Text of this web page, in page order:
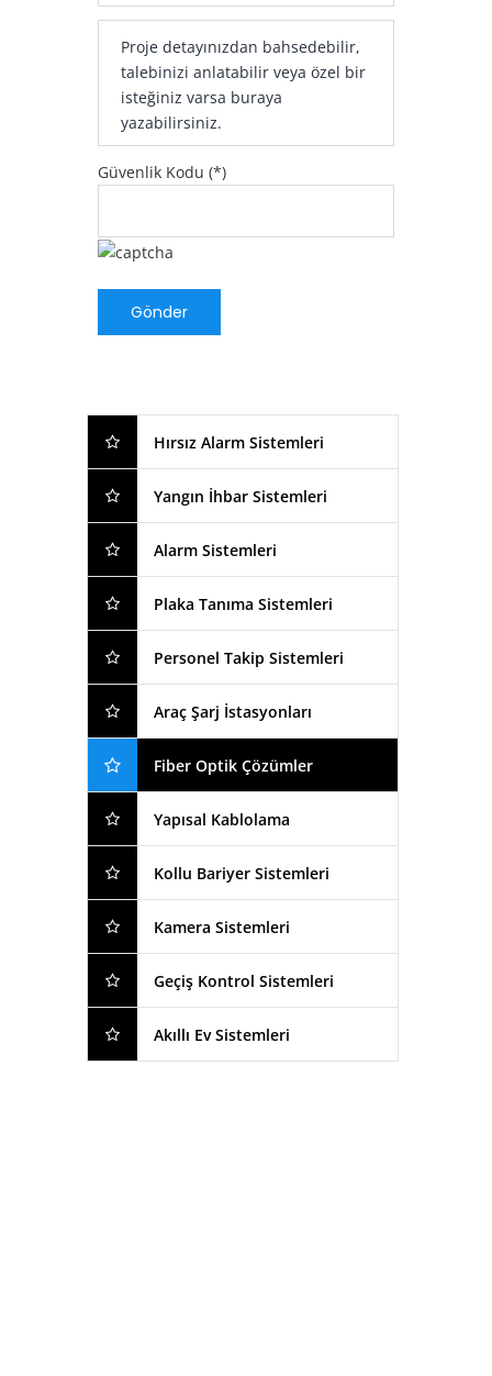
Hırsız Alarm Sistemleri
Yangın İhbar Sistemleri
Alarm Sistemleri
Plaka Tanıma Sistemleri
Personel Takip Sistemleri
Araç Şarj İstasyonları
Fiber Optik Çözümler
Yapısal Kablolama
Kollu Bariyer Sistemleri
Kamera Sistemleri
Geçiş Kontrol Sistemleri
Akıllı Ev Sistemleri
Güvenlik Kodu (*)